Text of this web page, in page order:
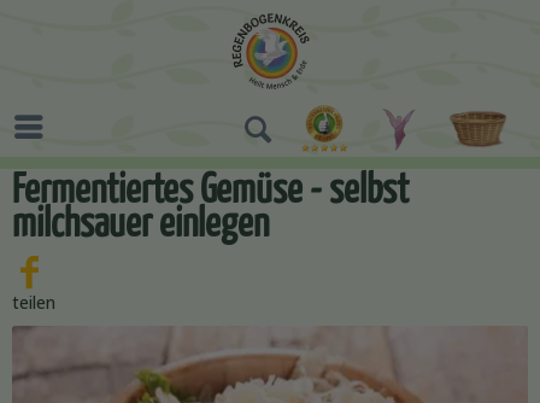
Fermentiertes Gemüse - selbst
milchsauer einlegen
teilen